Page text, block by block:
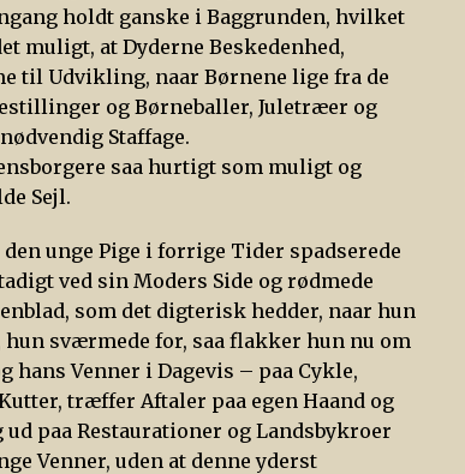
holdt ganske i Baggrunden, hvilket
muligt, at Dyderne Beskedenhed,
til Udvikling, naar Børnene lige fra de
og Børneballer, Juletræer og
Staffage.
saa hurtigt som muligt og
Sejl.
den unge Pige i forrige Tider spadserede
ved sin Moders Side og rødmede
som det digterisk hedder, naar hun
hun sværmede for, saa flakker hun nu om
hans Venner i Dagevis – paa Cykle,
træffer Aftaler paa egen Haand og
ud paa Restaurationer og Landsbykroer
Venner, uden at denne yderst